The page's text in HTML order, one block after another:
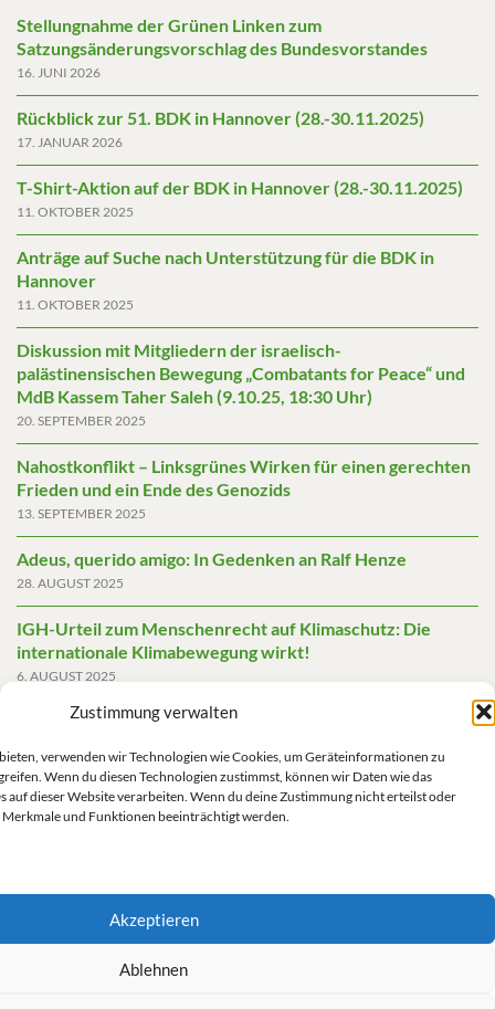
Zustimmung verwalten
verwenden wir Technologien wie Cookies, um Geräteinformationen zu
Wenn du diesen Technologien zustimmst, können wir Daten wie das
auf dieser Website verarbeiten. Wenn du deine Zustimmung nicht erteilst oder
und Funktionen beeinträchtigt werden.
Akzeptieren
Ablehnen
Stellungnahme der Grünen Linken zum
Satzungsänderungsvorschlag des Bundesvorstandes
16. JUNI 2026
Rückblick zur 51. BDK in Hannover (28.-30.11.2025)
17. JANUAR 2026
T-Shirt-Aktion auf der BDK in Hannover (28.-30.11.2025)
11. OKTOBER 2025
Anträge auf Suche nach Unterstützung für die BDK in
Hannover
11. OKTOBER 2025
Diskussion mit Mitgliedern der israelisch-
palästinensischen Bewegung „Combatants for Peace“ und
MdB Kassem Taher Saleh (9.10.25, 18:30 Uhr)
20. SEPTEMBER 2025
Nahostkonflikt – Linksgrünes Wirken für einen gerechten
Frieden und ein Ende des Genozids
13. SEPTEMBER 2025
Adeus, querido amigo: In Gedenken an Ralf Henze
28. AUGUST 2025
IGH-Urteil zum Menschenrecht auf Klimaschutz: Die
internationale Klimabewegung wirkt!
6. AUGUST 2025
Friedensgutachten 2025
Die AfD mit mehr Demokratie wegregieren
14. MAI 2025
Impressum/Datenschutz